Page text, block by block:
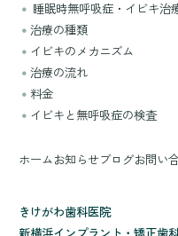
睡眠時無呼吸症・イビキ治
治療の種類
イビキのメカニズム
治療の流れ
料金
イビキと無呼吸症の検査
ホームお知らせブログお問い
きけがわ歯科医院